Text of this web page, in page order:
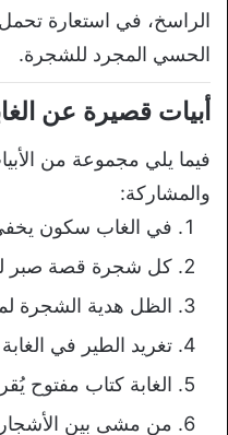
الراسخ، في استعارة تحمل
الحسي المجرد للشجرة.
أبيات قصيرة عن
فيما يلي مجموعة من
والمشاركة:
في الغاب سكون
كل شجرة قصة صبر
الظل هدية الشجرة
تغريد الطير في
الغابة كتاب مفتوح
من مشى بين